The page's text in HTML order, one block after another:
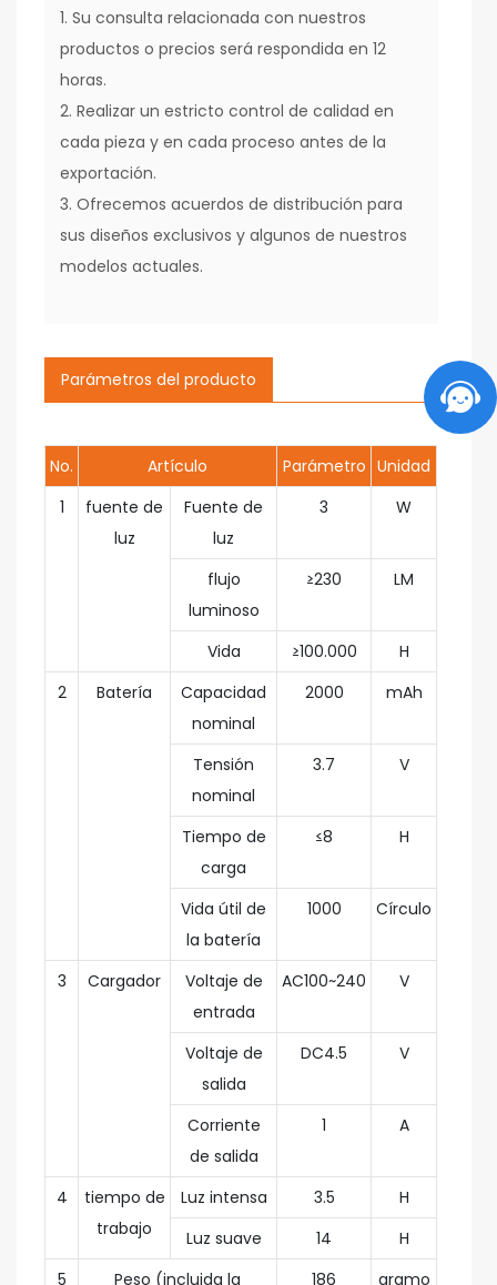
1. Su consulta relacionada con nuestros
productos o precios será respondida en 12
horas.
2. Realizar un estricto control de calidad en
cada pieza y en cada proceso antes de la
exportación.
3. Ofrecemos acuerdos de distribución para
sus diseños exclusivos y algunos de nuestros
modelos actuales.
Parámetros del producto
No. Artículo Parámetro Unidad
1
fuente de
luz
Fuente de
luz
3 W
flujo
luminoso
≥230 LM
Vida ≥100.000
H
2
Batería
Capacidad
nominal
2000 mAh
Tensión
nominal
3.7 V
Tiempo de
carga
≤8 H
Vida útil de
la batería
1000 Círculo
3 Cargador
Voltaje de
entrada
AC100~240 V
Voltaje de
salida
DC4.5 V
Corriente
de salida
1 A
4
tiempo de
trabajo
Luz intensa 3.5
H
Luz suave
14
H
5
Peso (incluida la
186 gramo